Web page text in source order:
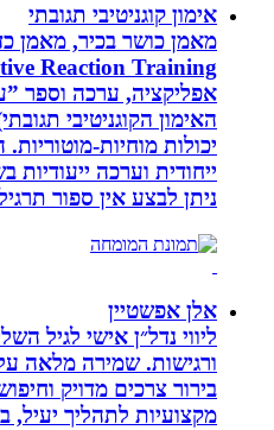
אימון קוגניטיבי תגובתי
מאמן כושר בכיר, מאמן
אפליקציה, ערכה וספר
האימון הקוגניטיבי תגובתי).
יכולות מוחיות-מוטוריות.
ניתן לבצע אין ספור תרגילים
אלן אפשטיין
ליווי נדל״ן אישי לגיל
ורגישות. שמירה מלאה על
בירור צרכים מדויק וחיפוש
מקצועיות לתהליך יעיל, בטוח